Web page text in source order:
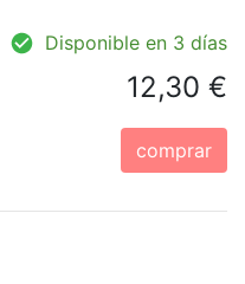
Disponible en 3 días
12,30 €
comprar